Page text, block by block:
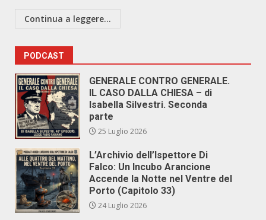
Continua a leggere...
PODCAST
GENERALE CONTRO GENERALE.
IL CASO DALLA CHIESA – di
Isabella Silvestri. Seconda
parte
25 Luglio 2026
L’Archivio dell’Ispettore Di
Falco: Un Incubo Arancione
Accende la Notte nel Ventre del
Porto (Capitolo 33)
24 Luglio 2026